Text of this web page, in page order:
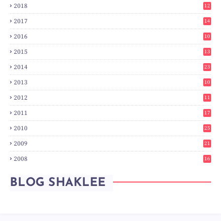
2018
12
8
2017
14
2016
10
3
2015
13
7
2014
23
2
2013
10
0
2012
11
3
2011
17
2010
25
0
2009
21
2008
16
BLOG SHAKLEE